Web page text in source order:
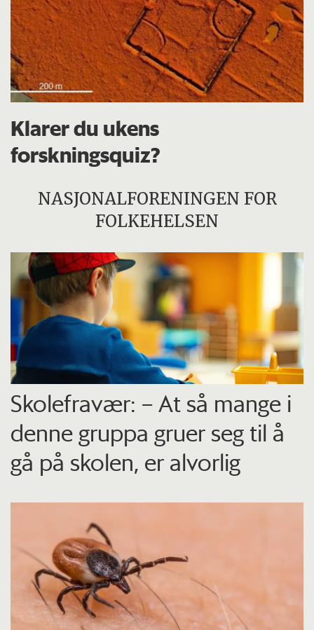
Klarer du ukens
forskningsquiz?
NASJONALFORENINGEN FOR
FOLKEHELSEN
Skolefravær: – At så mange i
denne gruppa gruer seg til å
gå på skolen, er alvorlig